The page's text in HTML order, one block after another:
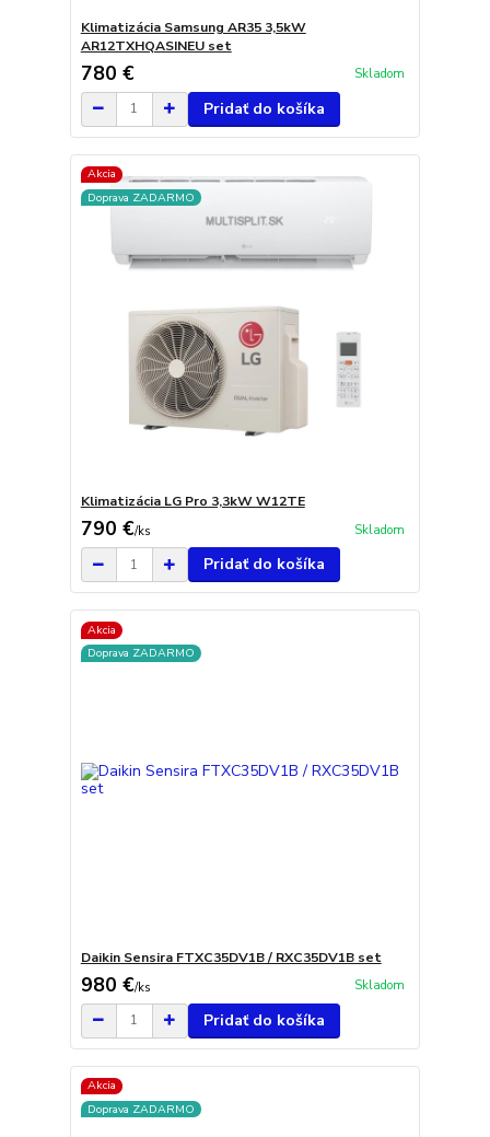
Klimatizácia Samsung AR35 3,5kW
AR12TXHQASINEU set
780 € Skladom
Pridať do košíka
Akcia
Doprava ZADARMO
Klimatizácia LG Pro 3,3kW W12TE
790 €/ks Skladom
Pridať do košíka
Akcia
Doprava ZADARMO
Daikin Sensira FTXC35DV1B / RXC35DV1B set
980 €/ks Skladom
Pridať do košíka
Akcia
Doprava ZADARMO